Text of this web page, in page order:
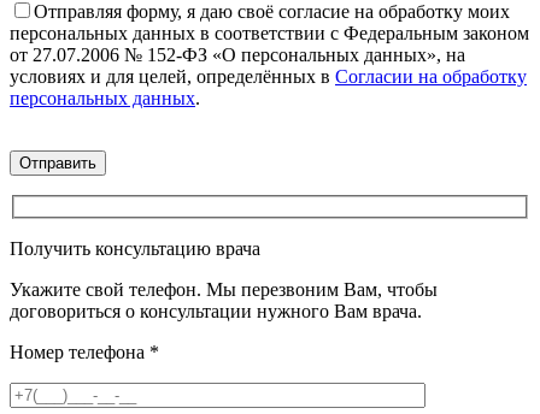
Отправляя форму, я даю своё согласие на обработку моих
персональных данных в соответствии с Федеральным законом
от 27.07.2006 № 152-ФЗ «О персональных данных», на
условиях и для целей, определённых в Согласии на обработку
персональных данных.
Получить консультацию врача
Укажите свой телефон. Мы перезвоним Вам, чтобы
договориться о консультации нужного Вам врача.
Номер телефона *